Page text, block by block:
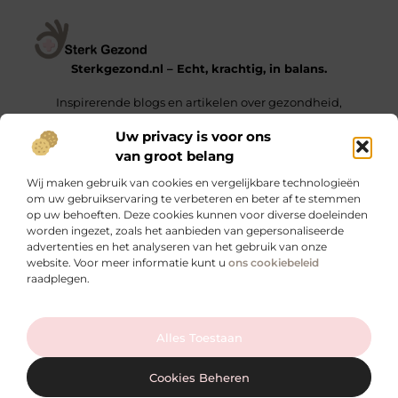
Uw privacy is voor ons
van groot belang
Wij maken gebruik van cookies en vergelijkbare technologieën
om uw gebruikservaring te verbeteren en beter af te stemmen
op uw behoeften. Deze cookies kunnen voor diverse doeleinden
worden ingezet, zoals het aanbieden van gepersonaliseerde
advertenties en het analyseren van het gebruik van onze
website. Voor meer informatie kunt u ons cookiebeleid
raadplegen.
Alles Toestaan
Cookies Beheren
Ga Naar
Sterkgezond.nl – Echt, krachtig, in balans.
Inspirerende blogs en artikelen over gezondheid,
Onze informatie
Bericht categorie
@2025 sterkgezond.nl. All Right Reserved.